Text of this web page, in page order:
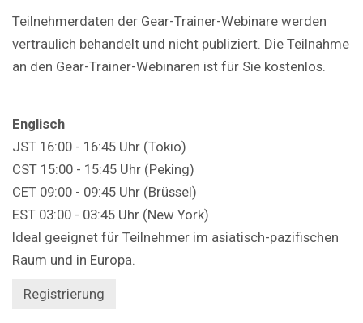
Teilnehmerdaten der Gear-Trainer-Webinare werden
vertraulich behandelt und nicht publiziert. Die Teilnahme
an den Gear-Trainer-Webinaren ist für Sie kostenlos.
Englisch
JST 16:00 - 16:45 Uhr (Tokio)
CST 15:00 - 15:45 Uhr (Peking)
CET 09:00 - 09:45 Uhr (Brüssel)
EST 03:00 - 03:45 Uhr (New York)
Ideal geeignet für Teilnehmer im asiatisch-pazifischen
Raum und in Europa.
Registrierung